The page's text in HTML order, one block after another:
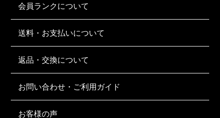
会員ランクについて
送料・お支払いについて
返品・交換について
お問い合わせ・ご利用ガイド
お客様の声